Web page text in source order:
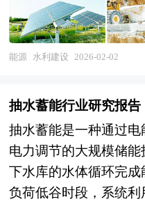
木建筑、装备制造、
务等关联领域，形成从
管理的完整产业链条。
是支撑新型工业化、新
要物质基础，在构建
型中发挥着不可替代
括兼并与收购。公司
的形式，一家或多家
能源 水利建设 2026-02-02
抽水蓄能行业研究报告
抽水蓄能是一种通过
电力调节的大规模储
下水库的水体循环完
负荷低谷时段，系统